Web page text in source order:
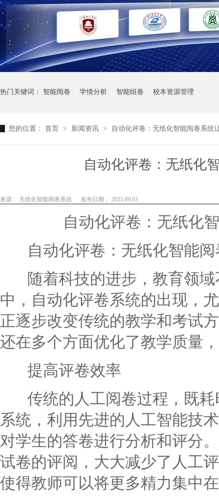
热门关键词： 智能阅卷 学情分析 智能组卷 校本资源管理
您的位置： 首页 > 新闻资讯 > 自动化评卷：无纸化智能阅卷系统
自动化评卷：无纸化
来源： 无纸化智能阅卷系统 发布日期： 2025.09.03
自动化评卷：无纸化
自动化评卷：无纸化智能阅
随着科技的进步，教育领域
中，自动化评卷系统的出现，
正逐步改变传统的教学和考试
还在多个方面优化了教学质量
提高评卷效率
传统的人工阅卷过程，既耗
系统，利用先进的人工智能技
对学生的答卷进行分析和评分
试卷的评阅，大大减少了人工
使得教师可以将更多精力集中